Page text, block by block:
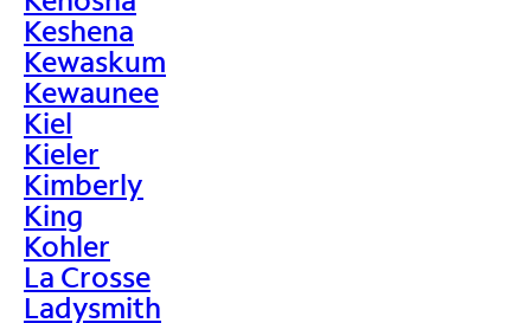
Keshena
Kewaskum
Kewaunee
Kiel
Kieler
Kimberly
King
Kohler
La Crosse
Ladysmith